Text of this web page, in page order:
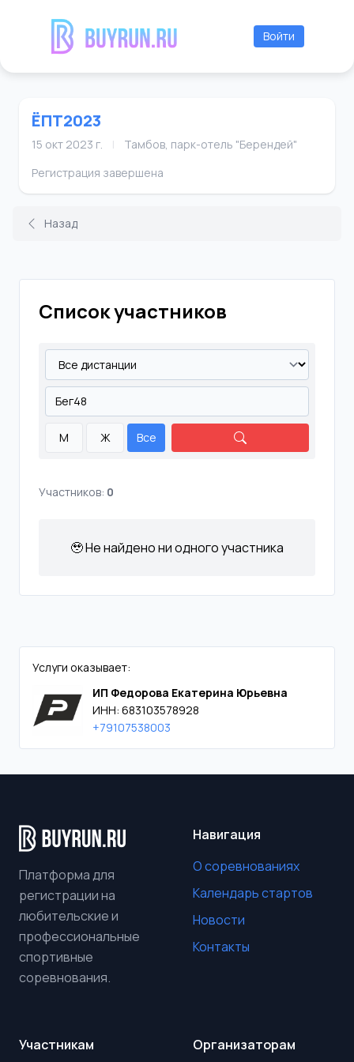
Войти
ЁПТ2023
15 окт 2023 г. |
Тамбов, парк-отель "Берендей"
Регистрация завершена
Назад
Список участников
М Ж Все
Участников: 0
🥹 Не найдено ни одного участника
Услуги оказывает:
ИП Федорова Екатерина Юрьевна
ИНН: 683103578928
+79107538003
Платформа для
регистрации на
любительские и
профессиональные
спортивные
соревнования.
Навигация
О соревнованиях
Календарь стартов
Новости
Контакты
Участникам Организаторам